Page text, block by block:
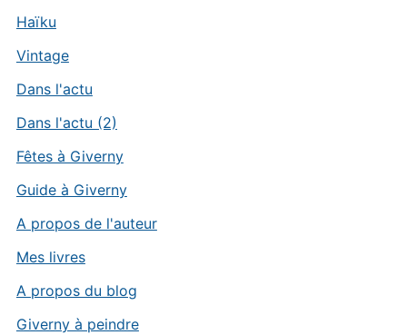
Haïku
Vintage
Dans l'actu
Dans l'actu (2)
Fêtes à Giverny
Guide à Giverny
A propos de l'auteur
Mes livres
A propos du blog
Giverny à peindre